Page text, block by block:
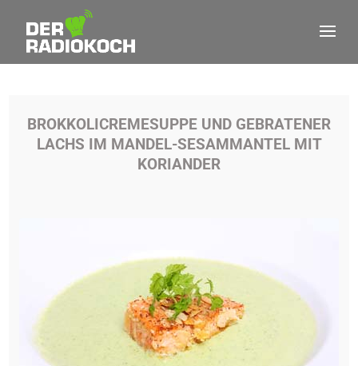
BROKKOLICREMESUPPE UND GEBRATENER
LACHS IM MANDEL-SESAMMANTEL MIT
KORIANDER